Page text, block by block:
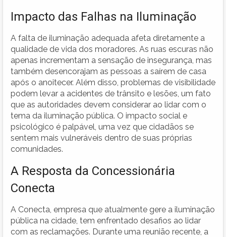
Impacto das Falhas na Iluminação
A falta de iluminação adequada afeta diretamente a
qualidade de vida dos moradores. As ruas escuras não
apenas incrementam a sensação de insegurança, mas
também desencorajam as pessoas a saírem de casa
após o anoitecer. Além disso, problemas de visibilidade
podem levar a acidentes de trânsito e lesões, um fato
que as autoridades devem considerar ao lidar com o
tema da iluminação pública. O impacto social e
psicológico é palpável, uma vez que cidadãos se
sentem mais vulneráveis dentro de suas próprias
comunidades.
A Resposta da Concessionária
Conecta
A Conecta, empresa que atualmente gere a iluminação
pública na cidade, tem enfrentado desafios ao lidar
com as reclamações. Durante uma reunião recente, a